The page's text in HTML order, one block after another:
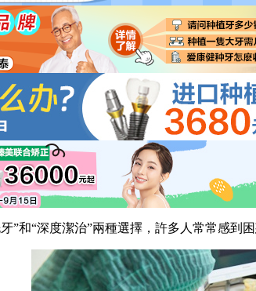
“深度潔治”兩種選擇，許多人常常感到